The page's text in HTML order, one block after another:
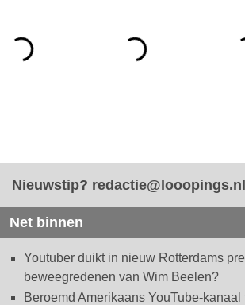
Nieuwstip? redactie@looopings.nl
Net binnen
Youtuber duikt in nieuw Rotterdams
beweegredenen van Wim Beelen?
Beroemd Amerikaans YouTube-kanaal